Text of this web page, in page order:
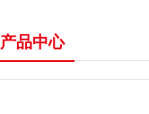
产品中心